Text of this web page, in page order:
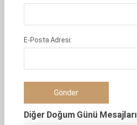
E-Posta Adresi:
Diğer Doğum Günü Mesajları